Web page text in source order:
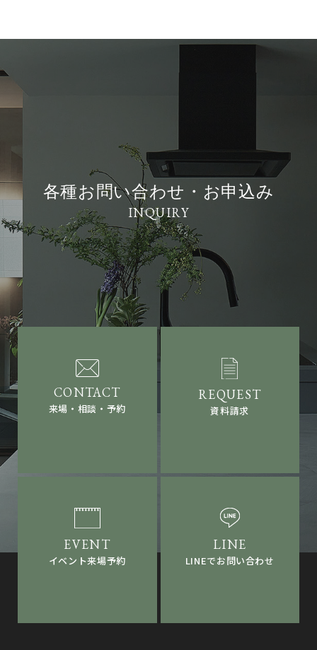
各種お問い合わせ・お申込み
来場・相談・予約 資料請求
イベント来場予約 LINEでお問い合わせ